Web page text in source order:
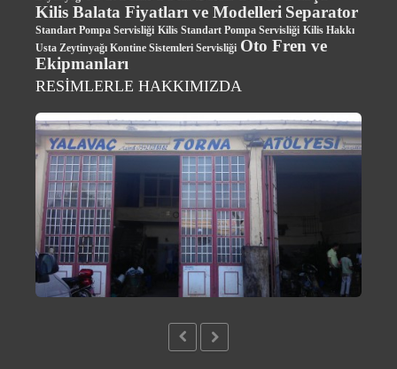
Kilis Balata Fiyatları ve Modelleri Separator
Standart Pompa Servisliği Kilis Standart Pompa Servisliği Kilis Hakkı
Usta Zeytinyağı Kontine Sistemleri Servisliği Oto Fren ve
Ekipmanları
RESİMLERLE HAKKIMIZDA